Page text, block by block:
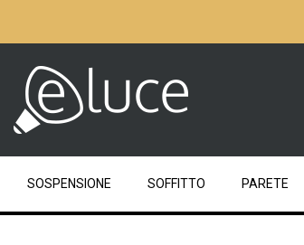
SOSPENSIONE SOFFITTO PARETE